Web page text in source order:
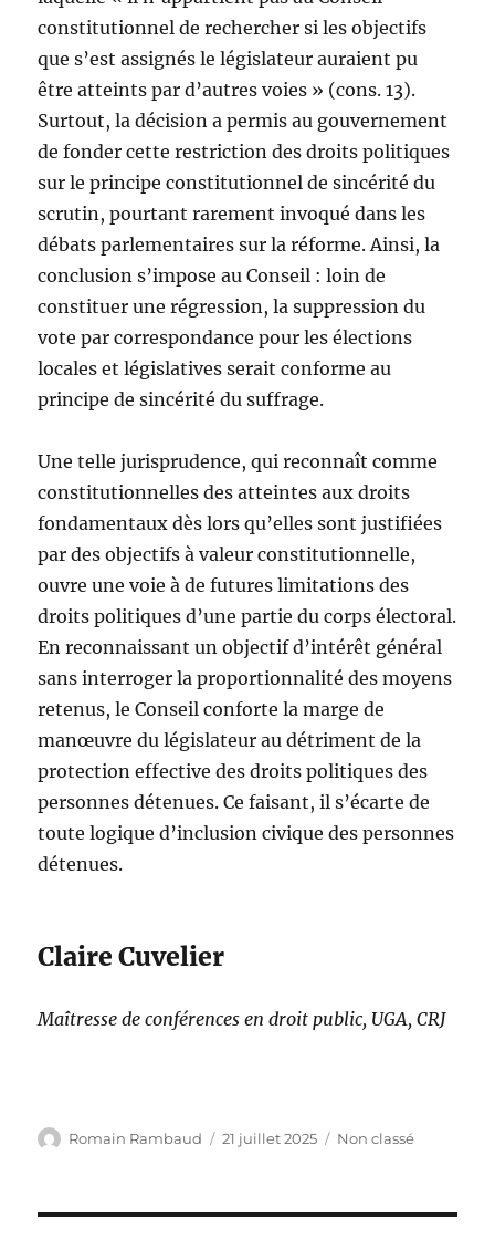
constitutionnel de rechercher si les objectifs
que s’est assignés le législateur auraient pu
être atteints par d’autres voies » (cons. 13).
Surtout, la décision a permis au gouvernement
de fonder cette restriction des droits politiques
sur le principe constitutionnel de sincérité du
scrutin, pourtant rarement invoqué dans les
débats parlementaires sur la réforme. Ainsi, la
conclusion s’impose au Conseil : loin de
constituer une régression, la suppression du
vote par correspondance pour les élections
locales et législatives serait conforme au
principe de sincérité du suffrage.
Une telle jurisprudence, qui reconnaît comme
constitutionnelles des atteintes aux droits
fondamentaux dès lors qu’elles sont justifiées
par des objectifs à valeur constitutionnelle,
ouvre une voie à de futures limitations des
droits politiques d’une partie du corps électoral.
En reconnaissant un objectif d’intérêt général
sans interroger la proportionnalité des moyens
retenus, le Conseil conforte la marge de
manœuvre du législateur au détriment de la
protection effective des droits politiques des
personnes détenues. Ce faisant, il s’écarte de
toute logique d’inclusion civique des personnes
détenues.
Claire Cuvelier
Maîtresse de conférences en droit public, UGA, CRJ
Auteur
Romain Rambaud
Publié
21 juillet 2025 Catégories
Non classé